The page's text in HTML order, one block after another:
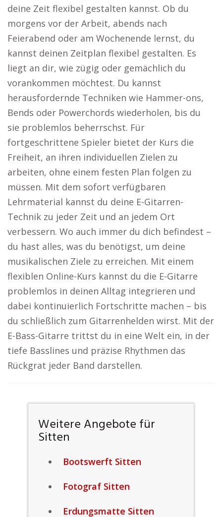
deine Zeit flexibel gestalten kannst. Ob du
morgens vor der Arbeit, abends nach
Feierabend oder am Wochenende lernst, du
kannst deinen Zeitplan flexibel gestalten. Es
liegt an dir, wie zügig oder gemächlich du
vorankommen möchtest. Du kannst
herausfordernde Techniken wie Hammer-ons,
Bends oder Powerchords wiederholen, bis du
sie problemlos beherrschst. Für
fortgeschrittene Spieler bietet der Kurs die
Freiheit, an ihren individuellen Zielen zu
arbeiten, ohne einem festen Plan folgen zu
müssen. Mit dem sofort verfügbaren
Lehrmaterial kannst du deine E-Gitarren-
Technik zu jeder Zeit und an jedem Ort
verbessern. Wo auch immer du dich befindest –
du hast alles, was du benötigst, um deine
musikalischen Ziele zu erreichen. Mit einem
flexiblen Online-Kurs kannst du die E-Gitarre
problemlos in deinen Alltag integrieren und
dabei kontinuierlich Fortschritte machen – bis
du schließlich zum Gitarrenhelden wirst. Mit der
E-Bass-Gitarre trittst du in eine Welt ein, in der
tiefe Basslines und präzise Rhythmen das
Rückgrat jeder Band darstellen.
Weitere Angebote für
Sitten
Bootswerft Sitten
Fotograf Sitten
Erdungsmatte Sitten